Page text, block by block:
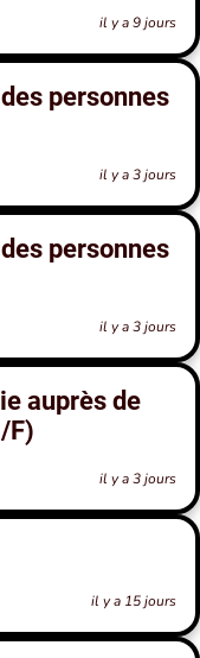
il y a 9 jours
personnes
il y a 3 jours
personnes
il y a 3 jours
auprès de
F)
il y a 3 jours
il y a 15 jours